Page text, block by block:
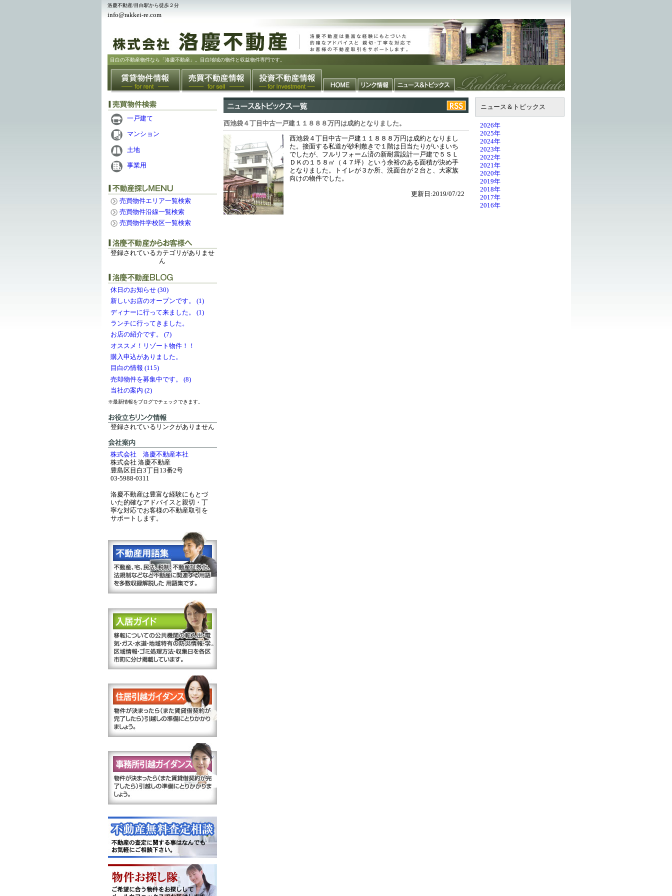
洛慶不動産/目白駅から徒歩２分
info@rakkei-re.com
目白の不動産物件なら「洛慶不動産」。目白地域の物件と収益物件専門です。
一戸建て
マンション
土地
事業用
売買物件エリア一覧検索
売買物件沿線一覧検索
売買物件学校区一覧検索
登録されているカテゴリがありませ
ん
休日のお知らせ (30)
新しいお店のオープンです。 (1)
ディナーに行って来ました。 (1)
ランチに行ってきました。
お店の紹介です。 (7)
オススメ！リゾート物件！！
購入申込がありました。
目白の情報 (115)
売却物件を募集中です。 (8)
当社の案内 (2)
※最新情報をブログでチェックできます。
登録されているリンクがありません
株式会社 洛慶不動産本社
株式会社 洛慶不動産
豊島区目白3丁目13番2号
03-5988-0311
洛慶不動産は豊富な経験にもとづ
いた的確なアドバイスと親切・丁
寧な対応でお客様の不動産取引を
サポートします。
ニュース＆トピックス
2026年
2025年
2024年
2023年
2022年
2021年
2020年
2019年
2018年
2017年
2016年
西池袋４丁目中古一戸建１１８８８万円は成約となりました。
西池袋４丁目中古一戸建１１８８８万円は成約となりまし
た。接面する私道が砂利敷きで１階は日当たりがいまいち
でしたが、フルリフォーム済の新耐震設計一戸建で５ＳＬ
ＤＫの１５８㎡（４７坪）という余裕のある面積が決め手
となりました。トイレが３か所、洗面台が２台と、大家族
向けの物件でした。
更新日:2019/07/22